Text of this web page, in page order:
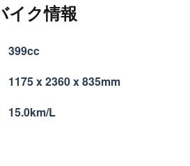
イク情報
399cc
1175 x 2360 x 835mm
15.0km/L